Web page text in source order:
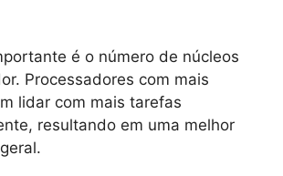
é o número de núcleos
Processadores com mais
lidar com mais tarefas
resultando em uma melhor